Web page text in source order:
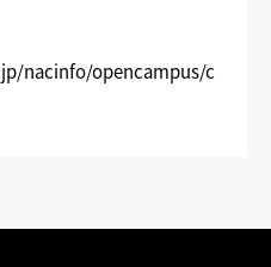
nacinfo/opencampus/c